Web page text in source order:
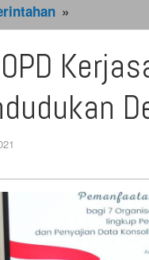
»
OPD
Kerjasama